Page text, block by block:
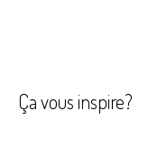
Ça vous inspire?